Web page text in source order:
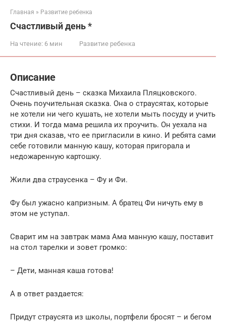
Главная » Развитие ребенка
Счастливый день *
На чтение: 6 мин Развитие ребенка
Описание
Счастливый день – сказка Михаила Пляцковского.
Очень поучительная сказка. Она о страусятах, которые
не хотели ни чего кушать, не хотели мыть посуду и учить
стихи. И тогда мама решила их проучить. Он уехала на
три дня сказав, что ее пригласили в кино. И ребята сами
себе готовили манную кашу, которая пригорала и
недожаренную картошку.
Жили два страусенка – Фу и Фи.
Фу был ужасно капризным. А братец Фи ничуть ему в
этом не уступал.
Сварит им на завтрак мама Ама манную кашу, поставит
на стол тарелки и зовет громко:
– Дети, манная каша готова!
А в ответ раздается:
Придут страусята из школы, портфели бросят – и бегом